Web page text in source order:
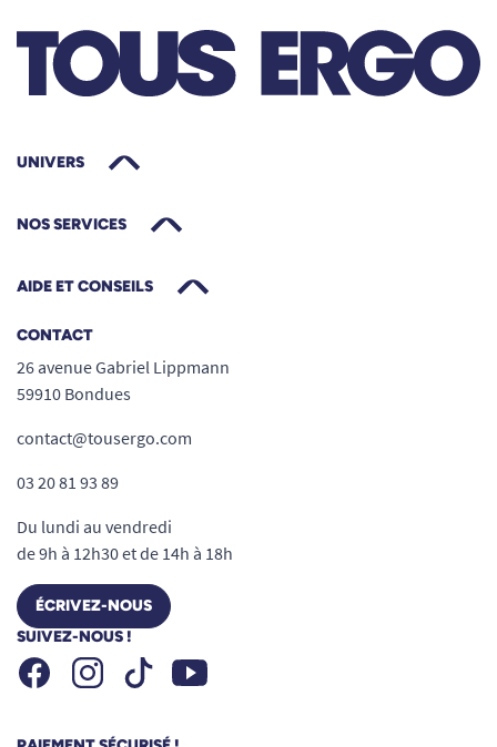
UNIVERS
NOS SERVICES
AIDE ET CONSEILS
CONTACT
26 avenue Gabriel Lippmann
59910 Bondues
contact@tousergo.com
03 20 81 93 89
Du lundi au vendredi
de 9h à 12h30 et de 14h à 18h
ÉCRIVEZ-NOUS
SUIVEZ-NOUS !
FacebookInstagramTiktok Youtube